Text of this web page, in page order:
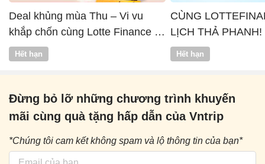
Deal khủng mùa Thu – Vi vu
khắp chốn cùng Lotte Finance x
Vntrip
Hết hạn
CÙNG
LỊCH THẢ PHANH!
Hết hạn
Đừng bỏ lỡ những chương trình khuyến
mãi cùng quà tặng hấp dẫn của Vntrip
*Chúng tôi cam kết không spam và lộ thông tin của bạn*